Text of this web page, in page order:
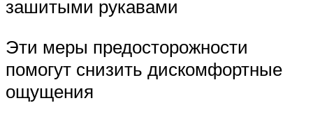
зашитыми рукавами
Эти меры предосторожности
помогут снизить дискомфортные
ощущения